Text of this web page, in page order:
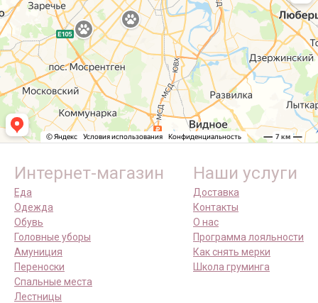
Интернет-магазин
Еда
Одежда
Обувь
Головные уборы
Амуниция
Переноски
Спальные места
Лестницы
Наши услуги
Доставка
Контакты
О нас
Программа лояльности
Как снять мерки
Школа груминга